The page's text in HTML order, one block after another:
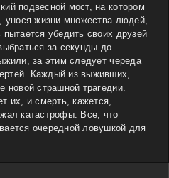
подвесной мост, на котором
унося жизни множества людей,
убедить своих друзей
за секунды до
за этим следует череда
Каждый из выживших,
новой страшной трагедии.
их, и смерть, кажется,
катастрофы. Все, что
очередной ловушкой для